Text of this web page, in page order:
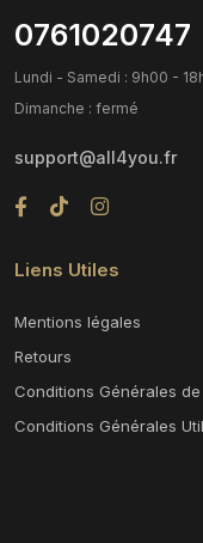
0761020747
Lundi - Samedi : 9h00 -
Dimanche : fermé
support@all4you.fr
Liens Utiles
Mentions légales
Retours
Conditions Générales de
Conditions Générales